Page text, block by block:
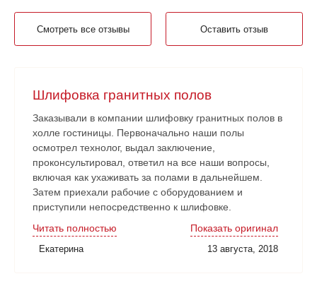
Смотреть все отзывы Оставить отзыв
Шлифовка гранитных полов
Заказывали в компании шлифовку гранитных полов в
холле гостиницы. Первоначально наши полы
осмотрел технолог, выдал заключение,
проконсультировал, ответил на все наши вопросы,
включая как ухаживать за полами в дальнейшем.
Затем приехали рабочие с оборудованием и
приступили непосредственно к шлифовке.
наши замечания и пожелания учитывали. Работа
сдана в срок. Очень довольны!
Читать полностью Показать оригинал
Екатерина 13 августа, 2018